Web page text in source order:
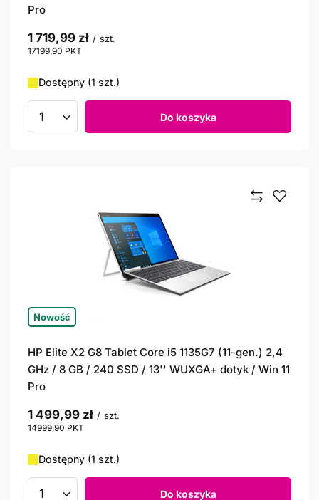
Pro
1 719,99 zł / szt.
17199.90 PKT
Dostępny (1 szt.)
Ilość produktów Do koszyka
Nowość
HP Elite X2 G8 Tablet Core i5 1135G7 (11-gen.) 2,4
GHz / 8 GB / 240 SSD / 13'' WUXGA+ dotyk / Win 11
Pro
1 499,99 zł / szt.
14999.90 PKT
Dostępny (1 szt.)
Do koszyka